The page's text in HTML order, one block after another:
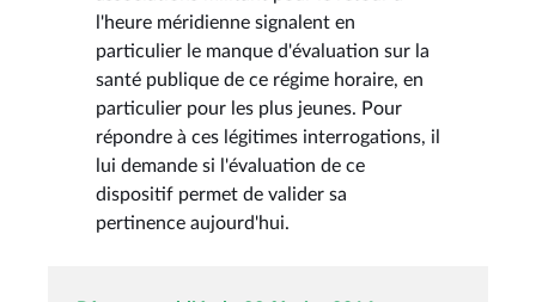
l'heure méridienne signalent en
particulier le manque d'évaluation sur la
santé publique de ce régime horaire, en
particulier pour les plus jeunes. Pour
répondre à ces légitimes interrogations, il
lui demande si l'évaluation de ce
dispositif permet de valider sa
pertinence aujourd'hui.